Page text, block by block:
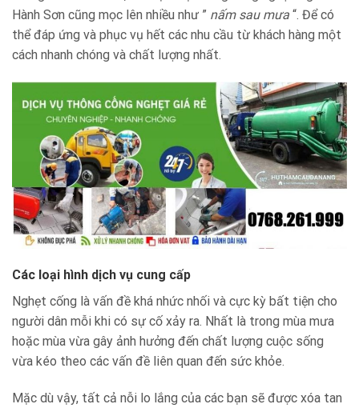
Hành Sơn cũng mọc lên nhiều như ” nấm sau mưa “. Để có
thể đáp ứng và phục vụ hết các nhu cầu từ khách hàng một
cách nhanh chóng và chất lượng nhất.
Các loại hình dịch vụ cung cấp
Nghẹt cống là vấn đề khá nhức nhối và cực kỳ bất tiện cho
người dân mỗi khi có sự cố xảy ra. Nhất là trong mùa mưa
hoặc mùa vừa gây ảnh hưởng đến chất lượng cuộc sống
vừa kéo theo các vấn đề liên quan đến sức khỏe.
Mặc dù vậy, tất cả nỗi lo lắng của các bạn sẽ được xóa tan